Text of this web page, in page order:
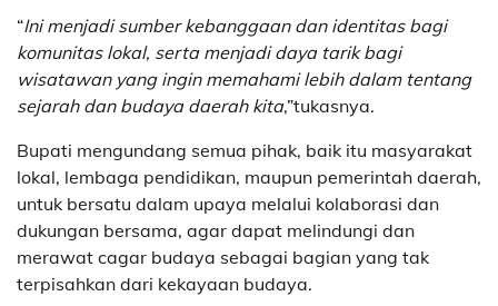
“Ini menjadi sumber kebanggaan dan identitas bagi
komunitas lokal, serta menjadi daya tarik bagi
wisatawan yang ingin memahami lebih dalam tentang
sejarah dan budaya daerah kita,”tukasnya.
Bupati mengundang semua pihak, baik itu masyarakat
lokal, lembaga pendidikan, maupun pemerintah daerah,
untuk bersatu dalam upaya melalui kolaborasi dan
dukungan bersama, agar dapat melindungi dan
merawat cagar budaya sebagai bagian yang tak
terpisahkan dari kekayaan budaya.